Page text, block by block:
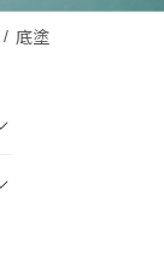
底塗